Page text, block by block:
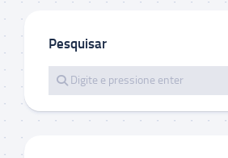
Pesquisar